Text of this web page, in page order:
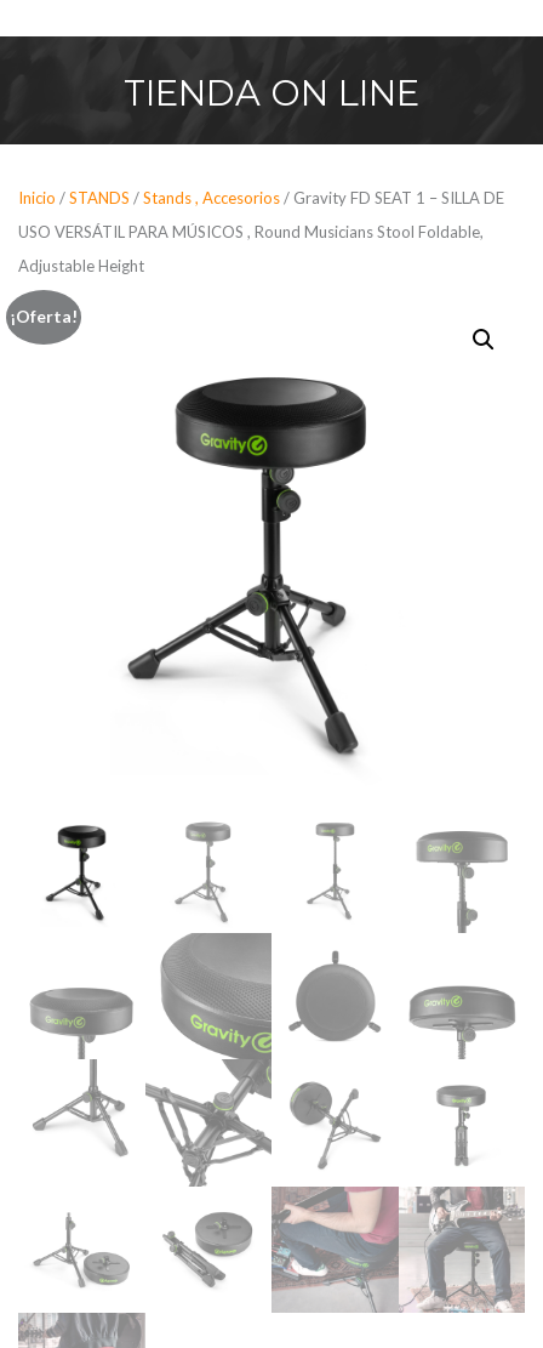
TIENDA ON LINE
Inicio /STANDS /Stands , Accesorios/ Gravity FD SEAT 1 – SILLA DE
USO VERSÁTIL PARA MÚSICOS , Round Musicians Stool Foldable,
Adjustable Height
¡Oferta!